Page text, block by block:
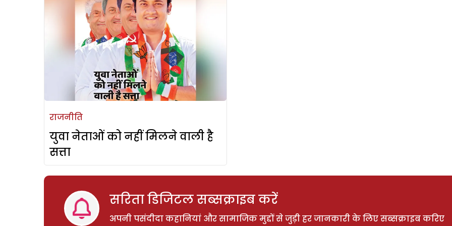
राजनीति
युवा नेताओं को नहीं मिलने वाली है
सत्ता
सरिता डिजिटल सब्सक्राइब करें
अपनी पसंदीदा कहानियां और सामाजिक मुद्दों से जुड़ी हर जानकारी के लिए सब्सक्राइब करिए